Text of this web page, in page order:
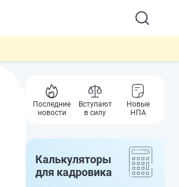
Последние
новости
Вступают
в силу
Новые
НПА
Калькуляторы
для кадровика